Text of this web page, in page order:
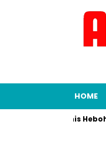
HOME
Dunia Bisnis Heboh!